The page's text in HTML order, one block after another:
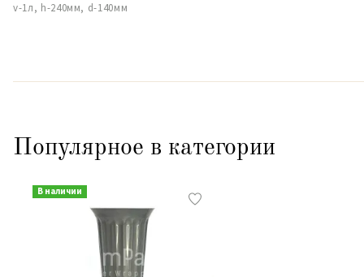
v-1л, h-240мм, d-140мм
Популярное в категории
В наличии